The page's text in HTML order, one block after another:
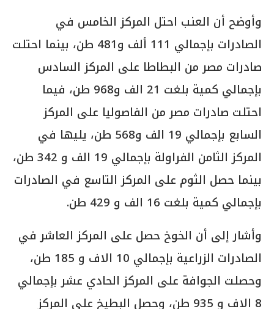
وأوضح أن العنب احتل المركز الخامس في
الصادرات بإجمالي 111 ألف و481 طن، بينما احتلت
صادرات مصر من البطاطا على المركز السادس
بإجمالي كمية بلغت 21 الف و968 طن، فيما
احتلت صادرات مصر من الفاصوليا على المركز
السابع بإجمالي 19 الف و568 طن، يليها في
المركز الثامن الفراولة بإجمالي 19 الف و 342 طن،
بينما حصل الثوم على المركز التاسع في الصادرات
بإجمالي كمية بلغت 16 الف و 429 طن.
وأشار إلى أن الخوخ حصل على المركز العاشر في
الصادرات الزراعية بإجمالي 10 الاف و 185 طن،
وحصلت الجوافة على المركز الحادي عشر بإجمالي
8 الاف و 935 طن، وحصل البطيخ على المركز